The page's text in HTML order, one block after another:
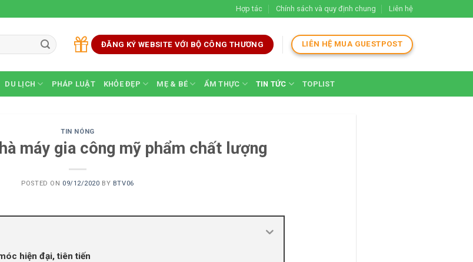
Hợp tác Chính sách và quy định chung Liên hệ
ĐĂNG KÝ WEBSITE VỚI BỘ CÔNG THƯƠNG LIÊN HỆ MUA GUESTPOST
DU LỊCH PHÁP LUẬT KHỎE ĐẸP MẸ & BÉ ẨM THỰC TIN TỨC TOPLIST
TIN NÓNG
máy gia công mỹ phẩm chất lượng
POSTED ON 09/12/2020 BY BTV06
hiện đại, tiên tiến